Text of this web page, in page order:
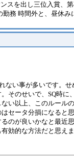
スを出し三位入賞、
勤務 時間外と、昼休
ない事が多いです。
そのせいで、SQ時
い以上、このルール
セータ分損になると
のが良いかなと最近
効的な方法だと思え